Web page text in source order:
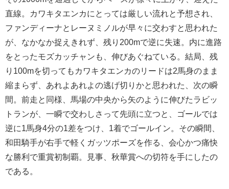
直線。カワキタエンカにとっては厳しい流れと予想され、
ファンディーナとレーヌミノルが早々に交わすと思われた
が、なかなか捉えきれず、残り200mで逆に失速。内に進路
をとったモズカッチャンも、伸びあぐねている。結局、残
り100mを切ってもカワキタエンカのリードは2馬身のまま
縮まらず、あれよあれよの逃げ切りかと思われた、次の瞬
間。前走と同様、馬場の中央から矢のように伸びたラビッ
トランが、一瞬で交わしさって先頭に立つと、ゴールでは
逆に1馬身4分の1差をつけ、1着でゴールイン。その瞬間、
和田騎手が右手で軽くガッツポーズを作る、会心かつ痛快
な勝利で重賞初制覇。見事、秋華賞への切符を手にしたの
である。